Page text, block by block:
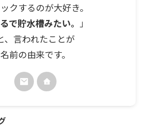
クするのが大好き。
で貯水槽みたい。
」
、言われたことが
名前の由来です。